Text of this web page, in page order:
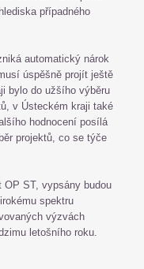
případného
automatický nárok
úspěšně projít ještě
bylo do užšího výběru
v Ústeckém kraji také
hodnocení posílá
projektů, co se týče
ST, vypsány budou
spektru
výzvách
letošního roku.